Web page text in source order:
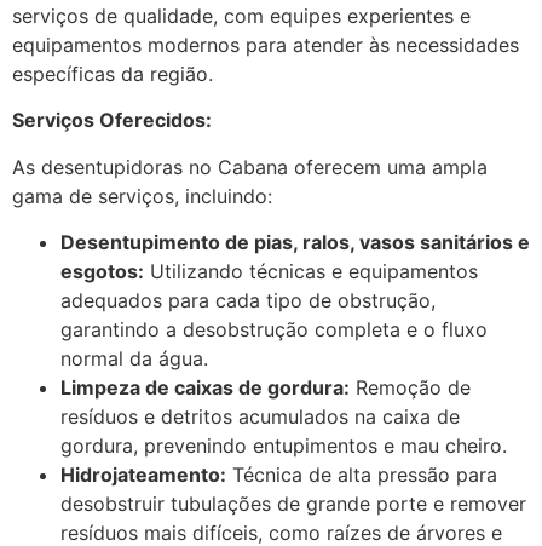
serviços de qualidade, com equipes experientes e
equipamentos modernos para atender às necessidades
específicas da região.
Serviços Oferecidos:
As desentupidoras no Cabana oferecem uma ampla
gama de serviços, incluindo:
Desentupimento de pias, ralos, vasos sanitários e
esgotos: Utilizando técnicas e equipamentos
adequados para cada tipo de obstrução,
garantindo a desobstrução completa e o fluxo
normal da água.
Limpeza de caixas de gordura: Remoção de
resíduos e detritos acumulados na caixa de
gordura, prevenindo entupimentos e mau cheiro.
Hidrojateamento: Técnica de alta pressão para
desobstruir tubulações de grande porte e remover
resíduos mais difíceis, como raízes de árvores e